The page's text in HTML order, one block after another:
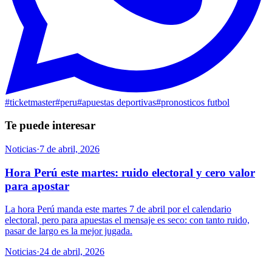
#ticketmaster#peru#apuestas deportivas#pronosticos futbol
Te puede interesar
Noticias·7 de abril, 2026
Hora Perú este martes: ruido electoral y cero valor
para apostar
La hora Perú manda este martes 7 de abril por el calendario
electoral, pero para apuestas el mensaje es seco: con tanto ruido,
pasar de largo es la mejor jugada.
Noticias·24 de abril, 2026